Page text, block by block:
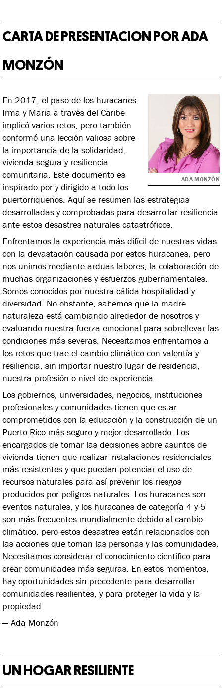
CARTA DE PRESENTACION POR ADA
MONZÓN
ADA MONZÓN
En 2017, el paso de los huracanes
Irma y María a través del Caribe
implicó varios retos, pero también
conformó una lección valiosa sobre
la importancia de la solidaridad,
vivienda segura y resiliencia
comunitaria. Este documento es
inspirado por y dirigido a todo los
puertorriqueños. Aquí se resumen las estrategias
desarrolladas y comprobadas para desarrollar resiliencia
ante estos desastres naturales catastróficos.
Enfrentamos la experiencia más difícil de nuestras vidas
con la devastación causada por estos huracanes, pero
nos unimos mediante arduas labores, la colaboración de
muchas organizaciones y esfuerzos gubernamentales.
Somos conocidos por nuestra cálida hospitalidad y
diversidad. No obstante, sabemos que la madre
naturaleza está cambiando alrededor de nosotros y
evaluando nuestra fuerza emocional para sobrellevar las
condiciones más severas. Necesitamos enfrentarnos a
los retos que trae el cambio climático con valentía y
resiliencia, sin importar nuestro lugar de residencia,
nuestra profesión o nivel de experiencia.
Los gobiernos, universidades, negocios, instituciones
profesionales y comunidades tienen que estar
comprometidos con la educación y la construcción de un
Puerto Rico más seguro y mejor desarrollado. Los
encargados de tomar las decisiones sobre asuntos de
vivienda tienen que realizar instalaciones residenciales
más resistentes y que puedan potenciar el uso de
recursos naturales para así prevenir los riesgos
producidos por peligros naturales. Los huracanes son
eventos naturales, y los huracanes de categoría 4 y 5
son más frecuentes mundialmente debido al cambio
climático, pero estos desastres están relacionados con
las acciones que toman las personas y las comunidades.
Necesitamos considerar el conocimiento científico para
crear comunidades más seguras. En estos momentos,
hay oportunidades sin precedente para desarrollar
comunidades resilientes, y para proteger la vida y la
propiedad.
— Ada Monzón
UN HOGAR RESILIENTE